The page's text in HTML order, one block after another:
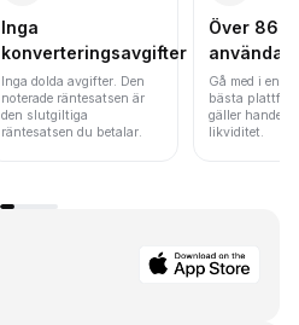
Inga
konverteringsavgifter
Inga dolda avgifter. Den
noterade räntesatsen är
den slutgiltiga
räntesatsen du betalar.
Över 86
Gå med i en
bästa
gäller
likviditet.